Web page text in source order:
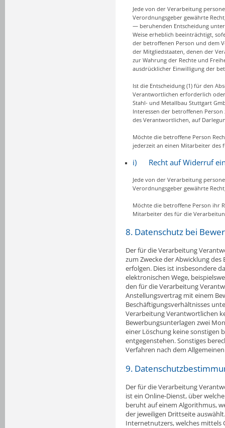
Jede von der Verarbeitung
Verordnungsgeber gewährte
— beruhenden Entscheidung
Weise erheblich beeinträchtigt,
der betroffenen Person und dem
der Mitgliedstaaten, denen der
zur Wahrung der Rechte und
ausdrücklicher Einwilligung der
Ist die Entscheidung (1) für den
Verantwortlichen erforderlich
Stahl- und Metallbau Stuttgart
Interessen der betroffenen
des Verantwortlichen, auf
Möchte die betroffene Person
jederzeit an einen Mitarbeiter
i) Recht auf Widerruf
Jede von der Verarbeitung
Verordnungsgeber gewährte
Möchte die betroffene Person ihr
Mitarbeiter des für die
8. Datenschutz bei
Der für die Verarbeitung
zum Zwecke der Abwicklung
erfolgen. Dies ist insbesondere
elektronischen Wege,
den für die Verarbeitung
Anstellungsvertrag mit einem
Beschäftigungsverhältnisses
Verarbeitung Verantwortlichen
Bewerbungsunterlagen zwei
einer Löschung keine sonstigen
entgegenstehen. Sonstiges
Verfahren nach dem
9.
Der für die Verarbeitung
ist ein Online-Dienst, über
beruht auf einem Algorithmus,
der jeweiligen Drittseite
Internetnutzers, welches mittels